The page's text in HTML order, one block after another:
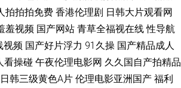
片 在线视频网站免费 91网站网址大全 国产日韩欧
频 草莓在线免费观看 快猫短视频网址 婷婷色成人亚
一级毛精品 久久伊人天堂网 日漫网站 91艹女视频
拍拍拍免费 香港伦理剧 日韩大片观看网
羞视频 国产网站 青草全福视在线 性导航
视频 国产好片浮力 91久操 国产精品成人
看操碰 午夜伦理电影网 久久国自产拍精品
日韩三级黄色A片 伦理电影亚洲国产 福利